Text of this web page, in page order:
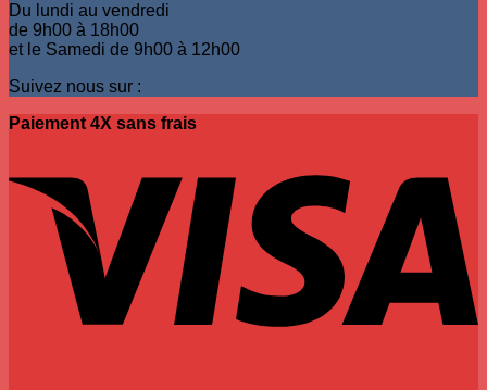
Du lundi au vendredi
de 9h00 à 18h00
et le Samedi de 9h00 à 12h00
Suivez nous sur :
Paiement 4X sans frais